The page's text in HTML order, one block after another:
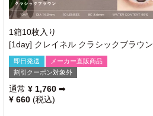
1箱10枚入り
[1day] クレイネル クラシックブラウン
即日発送
メーカー直販商品
割引クーポン対象外
通常 ¥ 1,760 ➡
¥ 660 税込